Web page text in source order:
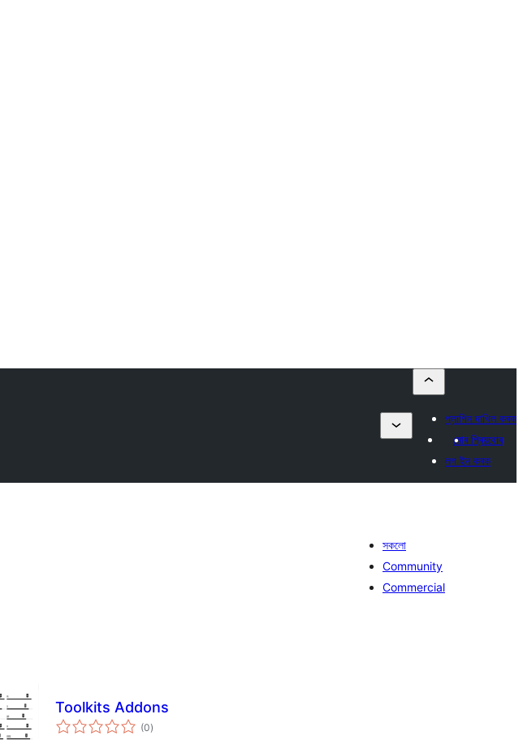
প্লাগিন দাখিল কৰক
মোৰ প্ৰিয়বোৰ
লগ ইন কৰক
সকলো
Community
Commercial
Toolkits Addons
(0টা
মুঠ)